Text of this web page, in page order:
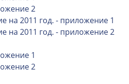
2
на 2011 год. - приложение 1
на 2011 год. - приложение 2
1
2